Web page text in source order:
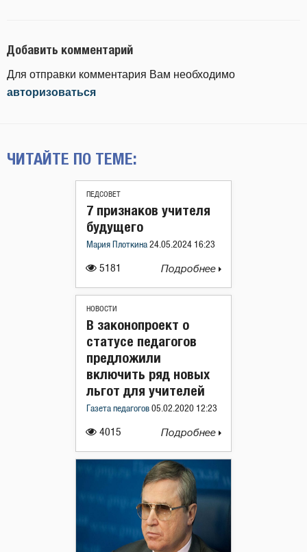
Добавить комментарий
Для отправки комментария Вам необходимо
авторизоваться
ЧИТАЙТЕ ПО ТЕМЕ:
ПЕДСОВЕТ
5181
7 признаков учителя
будущего
Мария Плоткина 24.05.2024 16:23
Подробнее
НОВОСТИ
4015
В законопроект о
статусе педагогов
предложили
включить ряд новых
льгот для учителей
Газета педагогов 05.02.2020 12:23
Подробнее